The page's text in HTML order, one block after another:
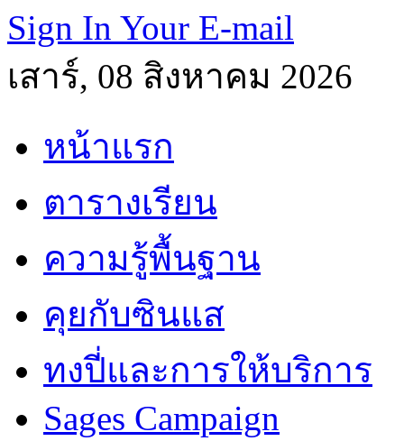
Sign In Your E-mail
เสาร์, 08 สิงหาคม 2026
หน้าแรก
ตารางเรียน
ความรู้พื้นฐาน
คุยกับซินแส
ทงปี่และการให้บริการ
Sages Campaign